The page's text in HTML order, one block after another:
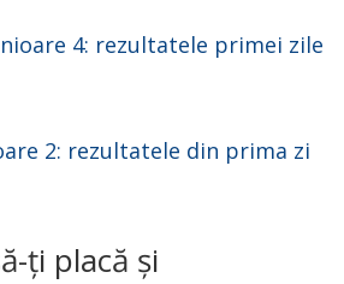
4: rezultatele primei zile
2: rezultatele din prima zi
ți placă și